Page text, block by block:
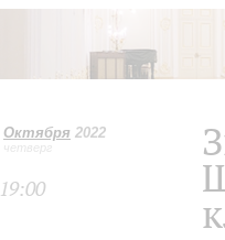
Октября 2022
четверг
19:00